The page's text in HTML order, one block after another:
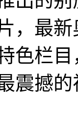
，最
色栏
震撼